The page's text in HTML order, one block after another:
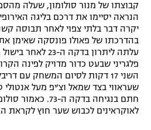
תקנון פעילות ספורט 1
רשיון להקרנה פומבית לבית עסק
הצטרפות לחבילת הערוצים
לוח דרושים – ג'ובנט
הנראה יסיימו את דרכם בליגה
יקרה דבר בלתי צפוי לאחר תבוסה
עלתה ליתרון בדקה
פלגריני שבעט כדור מדויק לפינה
השני 17 דקות לסיום המשחק עם
שעראווי בצד שמאל וצ'יפ מעל אנטולי
חתם בנגיחה בדקה ה-
לאוקראינים לכבוש שער חוץ לקראת